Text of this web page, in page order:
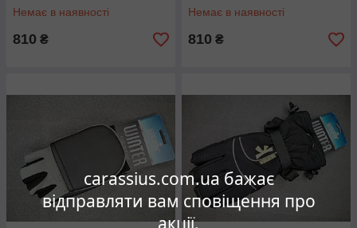
carassius.com.ua бажає
відправляти вам сповіщення про
акції.
Немає в наявності
810 ₴
Немає в наявності
810 ₴